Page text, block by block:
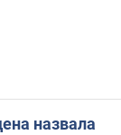
назвала